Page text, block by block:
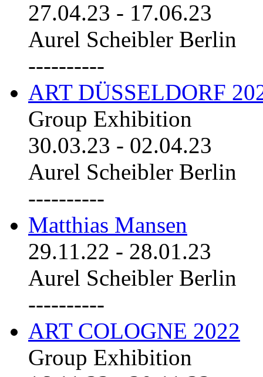
27.04.23 - 17.06.23
Aurel Scheibler Berlin
----------
ART DÜSSELDORF
Group Exhibition
30.03.23 - 02.04.23
Aurel Scheibler Berlin
----------
Matthias Mansen
29.11.22 - 28.01.23
Aurel Scheibler Berlin
----------
ART COLOGNE 2022
Group Exhibition